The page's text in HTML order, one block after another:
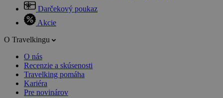
Darčekový poukaz
Akcie
O Travelkingu
O nás
Recenzie a skúsenosti
Travelking pomáha
Kariéra
Pre novinárov